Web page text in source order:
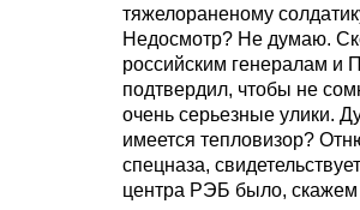
тяжелораненому
Недосмотр? Не думаю.
российским генералам и
подтвердил, чтобы не
очень серьезные улики.
имеется тепловизор?
спецназа,
центра РЭБ было, скажем